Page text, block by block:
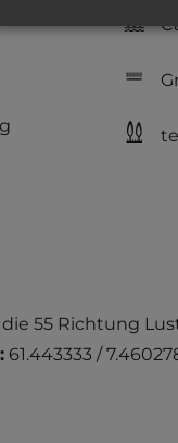
55 Richtung
61.443333 /